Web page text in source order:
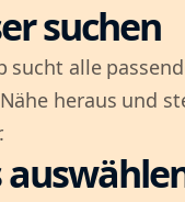
suchen
sucht alle
heraus und